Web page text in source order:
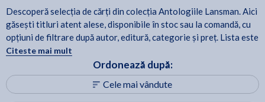
Descoperă selecția de cărți din colecția Antologiile Lansman. Aici
găsești titluri atent alese, disponibile în stoc sau la comandă, cu
opțiuni de filtrare după autor, editură, categorie și preț. Lista este
actualizată periodic, astfel încât să poți reveni oricând pentru noi
apariții și recomandări.
Citeste mai mult
Ordonează după:
Cele mai vândute